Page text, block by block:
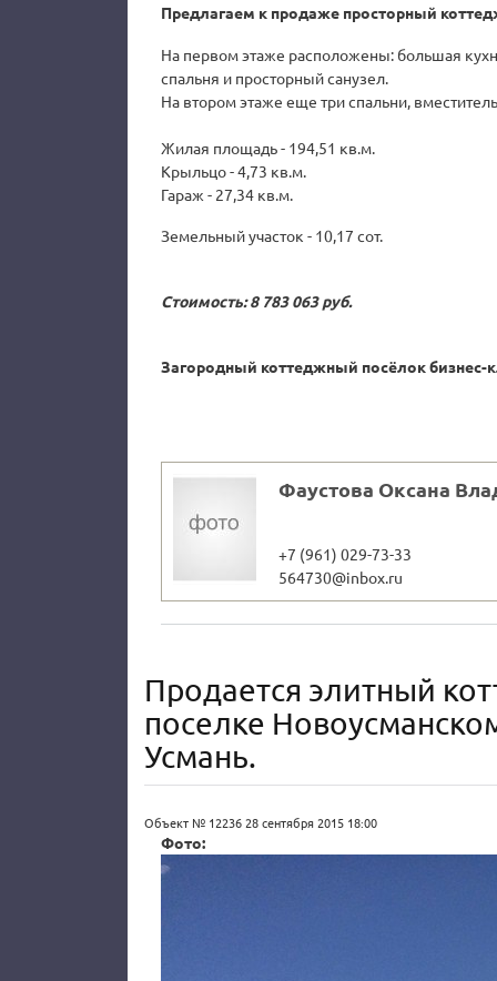
Предлагаем к продаже просторный
На первом этаже расположены: большая
спальня и просторный санузел.
На втором этаже еще три спальни,
Жилая площадь - 194,51 кв.м.
Крыльцо - 4,73 кв.м.
Гараж - 27,34 кв.м.
Земельный участок - 10,17 сот.
Стоимость: 8 783 063 руб.
Загородный коттеджный посёлок бизнес-
Фаустова Оксана
+7 (961) 029-73-33
564730@inbox.ru
Продается элитный
поселке
Усмань.
Объект № 1223628 сентября 2015 18:00
Фото: